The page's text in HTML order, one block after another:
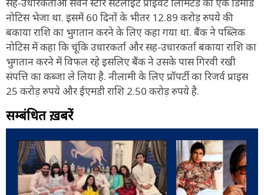
नोटिस भेजा था. इसमें 60 दिनों के भीतर 12.89 करोड़ रुपये की
बकाया राशि का भुगतान करने के लिए कहा गया था. बैंक ने पब्लिक
नोटिस में कहा कि चूंकि उधारकर्ता और सह-उधारकर्ता बकाया राशि का
भुगतान करने में विफल रहे इसलिए बैंक ने उसके पास गिरवी रखी
संपत्ति का कब्जा ले लिया है. नीलामी के लिए प्रॉपर्टी का रिजर्व प्राइस
25 करोड़ रुपये और ईएमडी राशि 2.50 करोड़ रुपये है.
सम्बंधित ख़बरें